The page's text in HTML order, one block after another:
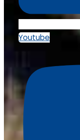
Youtube